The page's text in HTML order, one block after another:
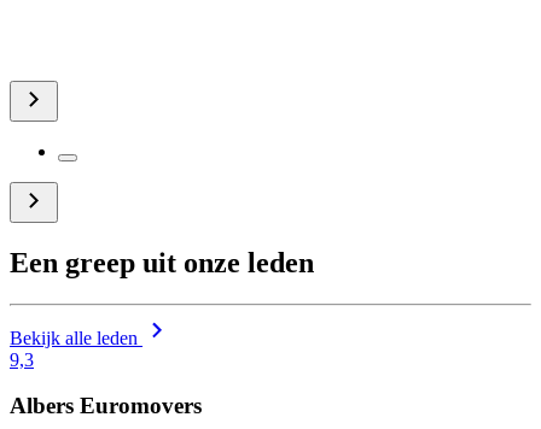
Een greep uit onze leden
Bekijk alle leden
9,3
Albers Euromovers